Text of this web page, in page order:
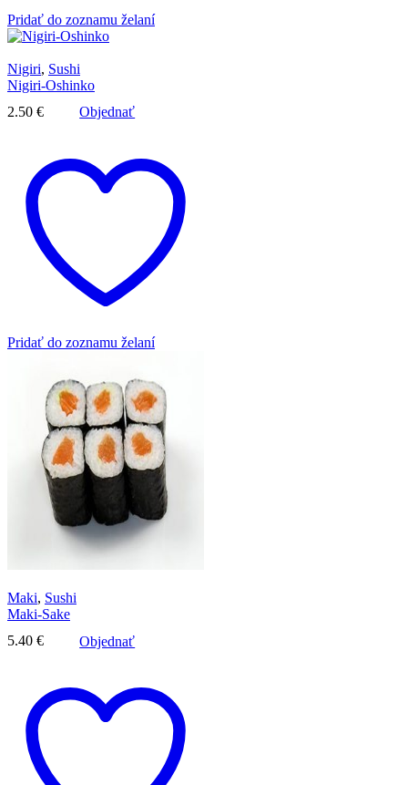
Pridať do zoznamu želaní
Nigiri, Sushi
Nigiri-Oshinko
2.50 € Objednať
Pridať do zoznamu želaní
Maki, Sushi
Maki-Sake
5.40 € Objednať